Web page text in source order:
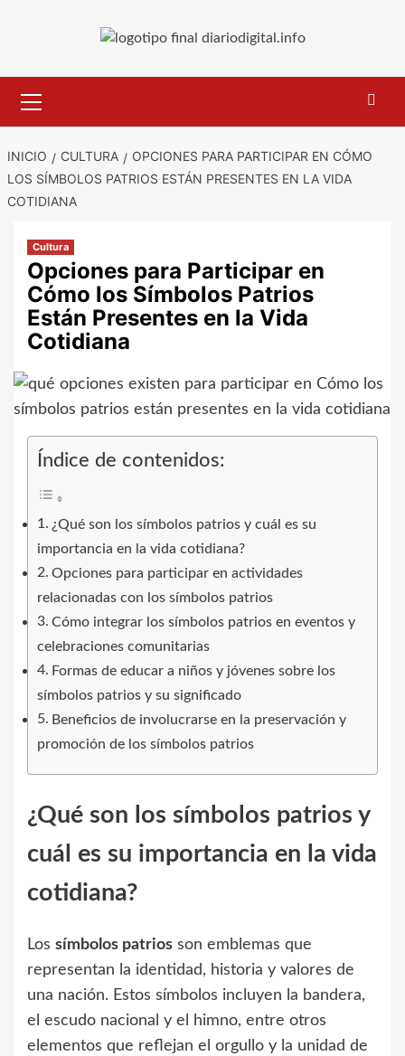
primario
INICIO CULTURA
OPCIONES PARA PARTICIPAR EN CÓMO
LOS SÍMBOLOS PATRIOS ESTÁN PRESENTES EN LA VIDA
COTIDIANA
Cultura
Opciones para Participar en
Cómo los Símbolos Patrios
Están Presentes en la Vida
Cotidiana
Índice de contenidos:
¿Qué son los símbolos patrios y cuál es su
importancia en la vida cotidiana?
Opciones para participar en actividades
relacionadas con los símbolos patrios
Cómo integrar los símbolos patrios en eventos y
celebraciones comunitarias
Formas de educar a niños y jóvenes sobre los
símbolos patrios y su significado
Beneficios de involucrarse en la preservación y
promoción de los símbolos patrios
¿Qué son los símbolos patrios y
cuál es su importancia en la vida
cotidiana?
Los símbolos patrios son emblemas que
representan la identidad, historia y valores de
una nación. Estos símbolos incluyen la bandera,
el escudo nacional y el himno, entre otros
elementos que reflejan el orgullo y la unidad de